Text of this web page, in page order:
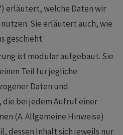
erläutert, welche Daten wir
Sie erläutert auch, wie
geschieht.
ist modular aufgebaut. Sie
Teil für jegliche
Daten und
bei jedem Aufruf einer
(A. Allgemeine Hinweise)
dessen Inhalt sich jeweils nur